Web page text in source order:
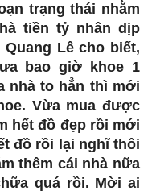
trạng thái nhằm
tiền tỷ nhân dịp
Lê cho biết,
bao giờ khoe 1
nhà to hẳn thì mới
Vừa mua được
hết đồ đẹp rồi mới
đồ rồi lại nghĩ thôi
thêm cái nhà nữa
quá rồi. Mời ai